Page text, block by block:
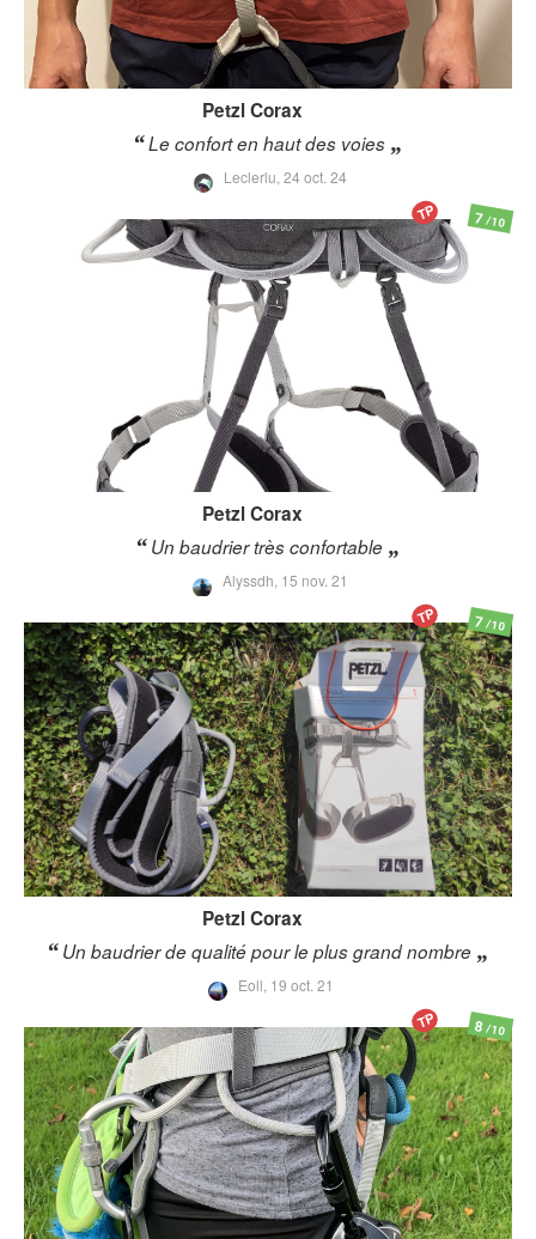
PetzlCorax
Le confort en haut des voies
Leclerlu, 24 oct. 24
PetzlCorax
Un baudrier très confortable
Alyssdh, 15 nov. 21
7/10
TP
PetzlCorax
Un baudrier de qualité pour le plus grand nombre
Eoll, 19 oct. 21
7/10
TP
8/10
TP